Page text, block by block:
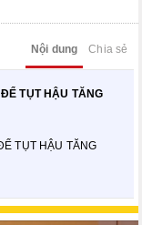
Chia sẻ
Nội dung
TỤT HẬU TĂNG
TỤT HẬU TĂNG